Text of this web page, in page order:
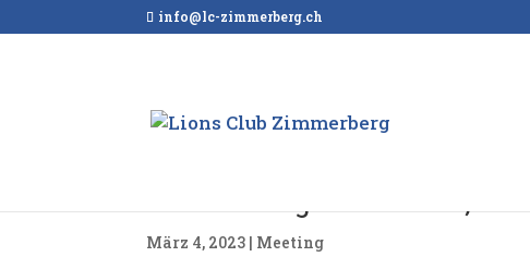
info@lc-zimmerberg.ch
März 4, 2023 | Meeting